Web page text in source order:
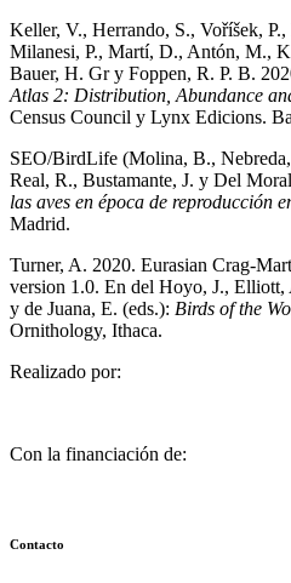
Keller, V., Herrando, S., Voříšek,
Milanesi, P., Martí, D., Antón, M.,
Bauer, H. Gr y Foppen, R. P. B.
Atlas 2: Distribution, Abundance
Census Council y Lynx Edicions.
SEO/BirdLife (Molina, B.,
Real, R., Bustamante, J. y Del
las aves en época de reproducción
Madrid.
Turner, A. 2020. Eurasian Crag-
version 1.0. En del Hoyo, J.,
y de Juana, E. (eds.): Birds of the
Ornithology, Ithaca.
Realizado por:
Con la financiación de:
Contacto